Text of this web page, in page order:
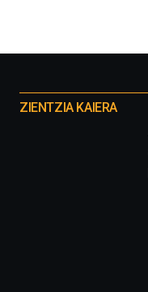
proyectos
ZIENTZIA KAIERA